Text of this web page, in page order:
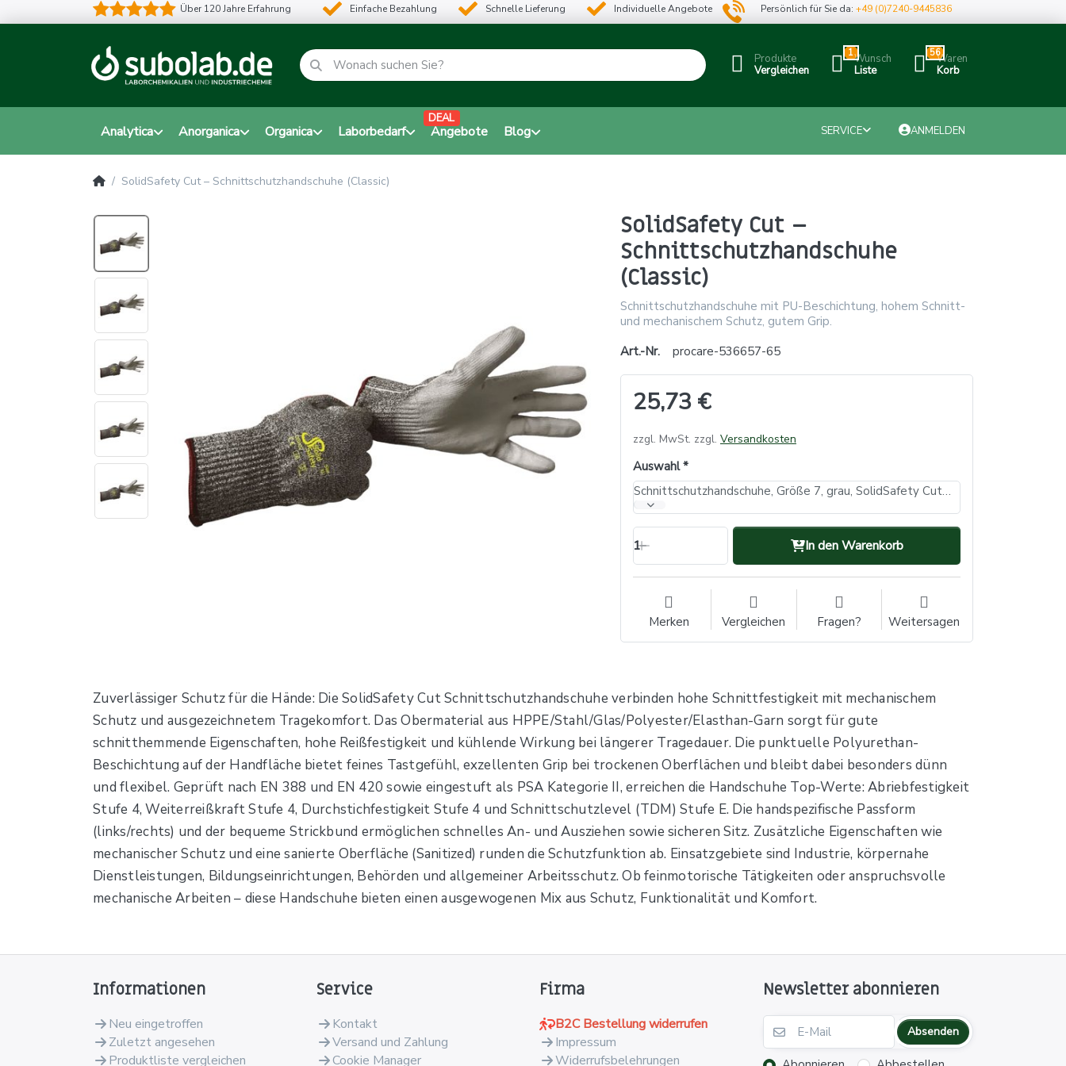
Über 120 Jahre Erfahrung Einfache Bezahlung Schnelle Lieferung Individuelle Angebote Persönlich für Sie da:+49 (0)7240-9445836
Produkte
Vergleichen
1Wunsch
Liste
56Waren
Korb
Analytica Anorganica Organica Laborbedarf Angebote
DEAL
Blog SERVICE ANMELDEN
SolidSafety Cut – Schnittschutzhandschuhe (Classic)
SolidSafety Cut –
Schnittschutzhandschuhe
(Classic)
Schnittschutzhandschuhe mit PU-Beschichtung, hohem Schnitt-
und mechanischem Schutz, gutem Grip.
Art.-Nr.
procare-536657-65
25,73 €
zzgl. MwSt. zzgl. Versandkosten
Auswahl
Schnittschutzhandschuhe, Größe 7, grau, SolidSafety Cut High (VE: 6, Inhalt: 1 Paar)
1 In den Warenkorb
Merken Vergleichen Fragen? Weitersagen
Zuverlässiger Schutz für die Hände: Die SolidSafety Cut Schnittschutzhandschuhe verbinden hohe Schnittfestigkeit mit mechanischem
Schutz und ausgezeichnetem Tragekomfort. Das Obermaterial aus HPPE/Stahl/Glas/Polyester/Elasthan-Garn sorgt für gute
schnitthemmende Eigenschaften, hohe Reißfestigkeit und kühlende Wirkung bei längerer Tragedauer. Die punktuelle Polyurethan-
Beschichtung auf der Handfläche bietet feines Tastgefühl, exzellenten Grip bei trockenen Oberflächen und bleibt dabei besonders dünn
und flexibel. Geprüft nach EN 388 und EN 420 sowie eingestuft als PSA Kategorie II, erreichen die Handschuhe Top-Werte: Abriebfestigkeit
Stufe 4, Weiterreißkraft Stufe 4, Durchstichfestigkeit Stufe 4 und Schnittschutzlevel (TDM) Stufe E. Die handspezifische Passform
(links/rechts) und der bequeme Strickbund ermöglichen schnelles An- und Ausziehen sowie sicheren Sitz. Zusätzliche Eigenschaften wie
mechanischer Schutz und eine sanierte Oberfläche (Sanitized) runden die Schutzfunktion ab. Einsatzgebiete sind Industrie, körpernahe
Dienstleistungen, Bildungseinrichtungen, Behörden und allgemeiner Arbeitsschutz. Ob feinmotorische Tätigkeiten oder anspruchsvolle
mechanische Arbeiten – diese Handschuhe bieten einen ausgewogenen Mix aus Schutz, Funktionalität und Komfort.
Informationen
Neu eingetroffen
Zuletzt angesehen
Produktliste vergleichen
Service
Kontakt
Versand und Zahlung
Cookie Manager
Firma
B2C Bestellung widerrufen
Impressum
Widerrufsbelehrungen
Newsletter abonnieren
Absenden